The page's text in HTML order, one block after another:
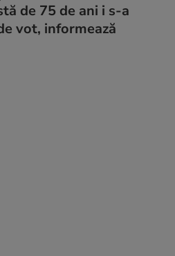
de 75 de ani i s-a
vot, informează